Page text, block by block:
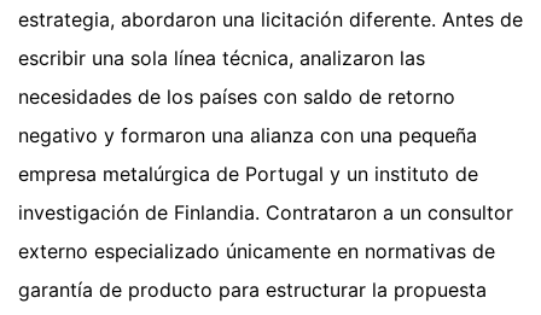
estrategia, abordaron una licitación diferente. Antes de
escribir una sola línea técnica, analizaron las
necesidades de los países con saldo de retorno
negativo y formaron una alianza con una pequeña
empresa metalúrgica de Portugal y un instituto de
investigación de Finlandia. Contrataron a un consultor
externo especializado únicamente en normativas de
garantía de producto para estructurar la propuesta